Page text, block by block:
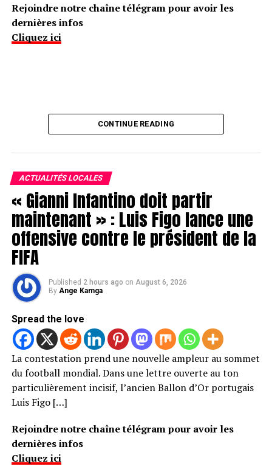
Rejoindre notre chaîne télégram pour avoir les
dernières infos
Cliquez ici
CONTINUE READING
ACTUALITÉS LOCALES
« Gianni Infantino doit partir
maintenant » : Luis Figo lance une
offensive contre le président de la
FIFA
Published 2 hours ago on August 6, 2026
By Ange Kamga
Spread the love
La contestation prend une nouvelle ampleur au sommet
du football mondial. Dans une lettre ouverte au ton
particulièrement incisif, l’ancien Ballon d’Or portugais
Luis Figo […]
Rejoindre notre chaîne télégram pour avoir les
dernières infos
Cliquez ici